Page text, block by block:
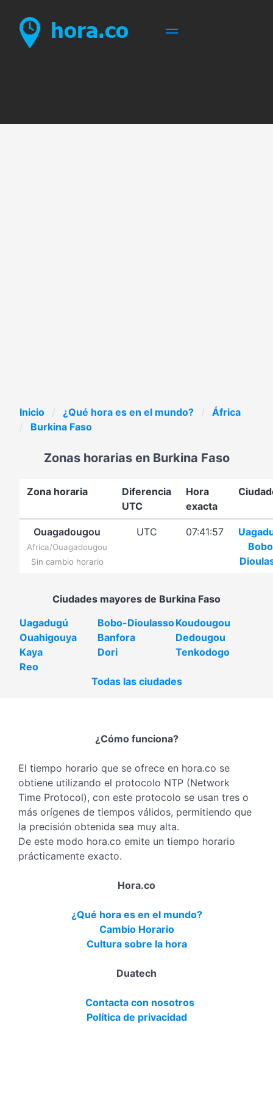
Inicio ¿Qué hora es en el mundo?
África
Burkina Faso
Zonas horarias en Burkina Faso
Zona horaria
Diferencia
UTC
Hora
exacta
Ouagadougou
Africa/Ouagadougou
Sin cambio horario
UTC 07:41:57
Ciudades mayores de Burkina Faso
Uagadugú
Bobo-DioulassoKoudougou
Ouahigouya
Banfora
Dedougou
Kaya
Dori
Tenkodogo
Reo
Todas las ciudades
¿Cómo funciona?
El tiempo horario que se ofrece en hora.co se
obtiene utilizando el protocolo NTP (Network
Time Protocol), con este protocolo se usan tres o
más orígenes de tiempos válidos, permitiendo que
la precisión obtenida sea muy alta.
De este modo hora.co emite un tiempo horario
prácticamente exacto.
Hora.co
¿Qué hora es en el mundo?
Cambio Horario
Cultura sobre la hora
Duatech
Contacta con nosotros
Política de privacidad